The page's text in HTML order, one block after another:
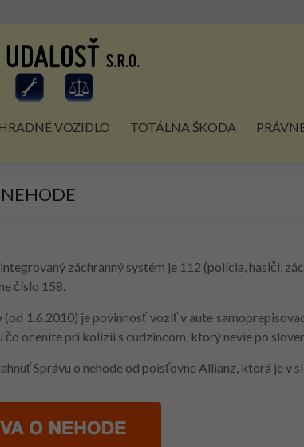
VOZIDLO TOTÁLNA ŠKODA
záchranný systém je 112 (polícia, hasiči,
číslo 158.
1.6.2010) je povinnosť voziť v aute
čo oceníte pri kolízii s cudzincom, ktorý nevie po
Správu o nehode od poisťovne Allianz, ktorá je